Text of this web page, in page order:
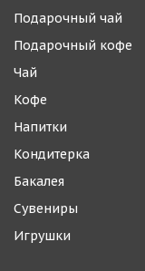
Подарочный чай
Подарочный кофе
Чай
Кофе
Напитки
Кондитерка
Бакалея
Сувениры
Игрушки